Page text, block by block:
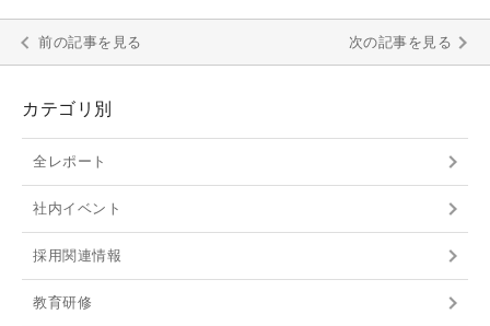
前の記事を見る 次の記事を見る
カテゴリ別
全レポート
社内イベント
採用関連情報
教育研修